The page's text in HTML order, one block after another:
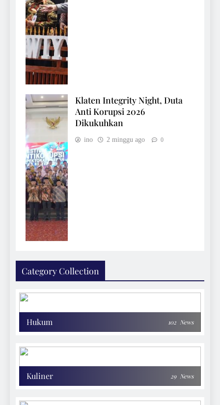
Klaten Integrity Night, Duta
Anti Korupsi 2026
Dikukuhkan
ino 2 minggu ago 0
Category Collection
Hukum 102 News
Kuliner 29 News